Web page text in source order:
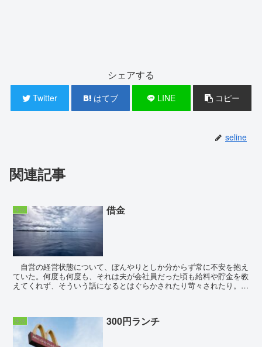
シェアする
Twitter はてブ LINE コピー
seline
関連記事
生活 借金
自営の経営状態について、ぼんやりとしか分からず常に不安を抱え
ていた。何度も何度も、それは夫が会社員だった頃も給料や貯金を教
えてくれず、そういう話になるとはぐらかされたり苛々されたり。何
生活 300円ランチ